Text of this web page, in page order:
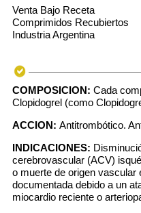
Venta Bajo Receta
Comprimidos Recubiertos
Industria Argentina
COMPOSICION: Cada
Clopidogrel (como
ACCION: Antitrombótico.
INDICACIONES:
cerebrovascular (ACV)
o muerte de origen
documentada debido a un
miocardio reciente o